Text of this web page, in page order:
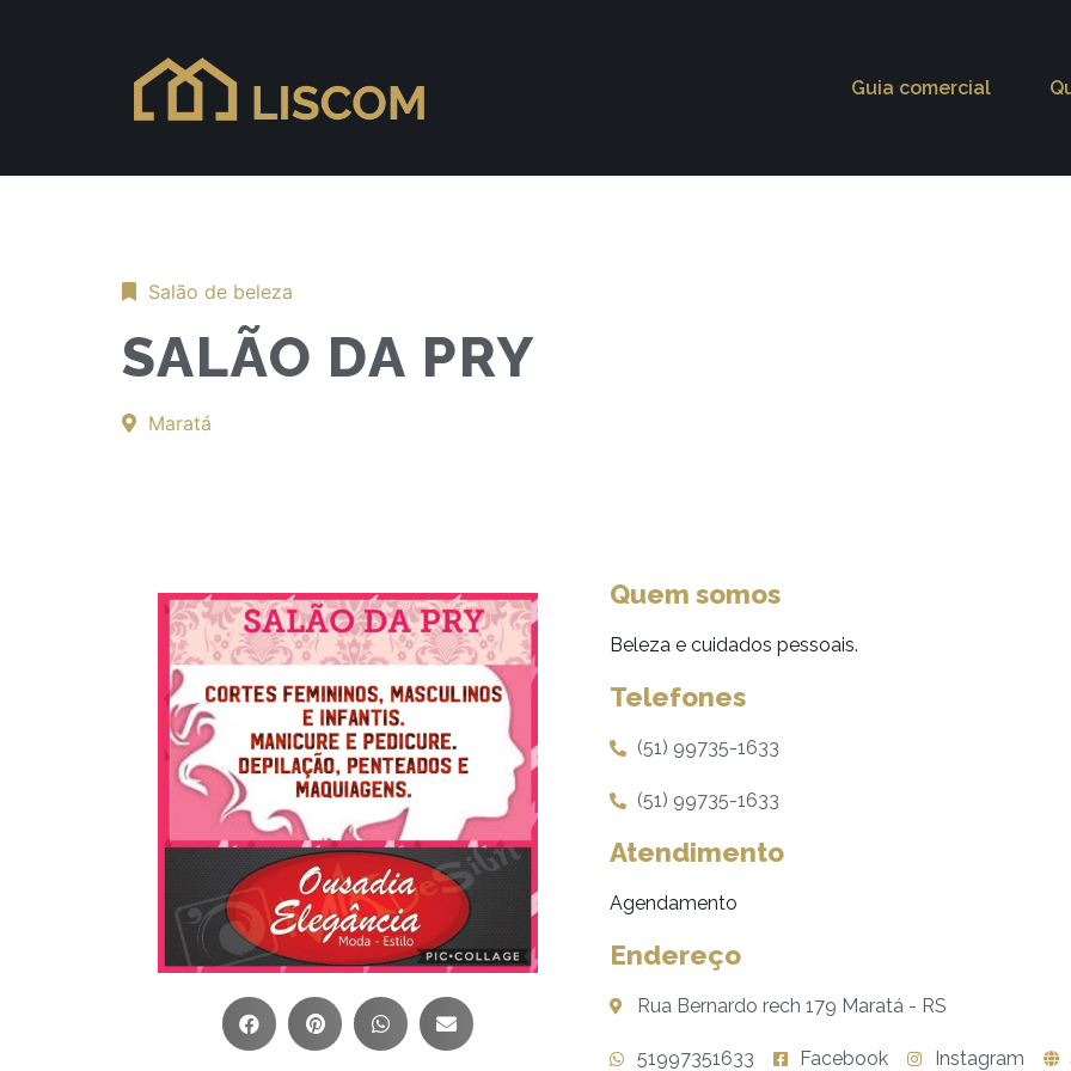
Guia comercial
Salão de beleza
SALÃO DA PRY
Maratá
Quem somos
Beleza e cuidados pessoais.
Telefones
(51) 99735-1633
(51) 99735-1633
Atendimento
Agendamento
Endereço
Rua Bernardo rech 179 Maratá - RS
51997351633 Facebook Instagram